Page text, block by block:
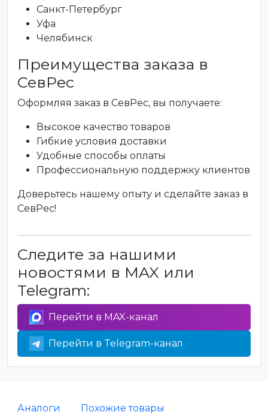
Санкт-Петербург
Уфа
Челябинск
Преимущества заказа в
СевРес
Оформляя заказ в СевРес, вы получаете:
Высокое качество товаров
Гибкие условия доставки
Удобные способы оплаты
Профессиональную поддержку клиентов
Доверьтесь нашему опыту и сделайте заказ в
СевРес!
Следите за нашими
новостями в MAX или
Telegram:
Перейти в MAX-канал
Перейти в Telegram-канал
Аналоги Похожие товары